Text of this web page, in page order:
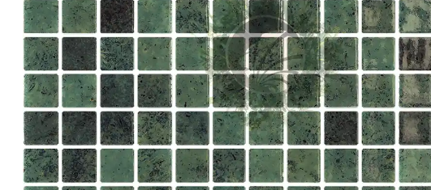
MATERIAIS DE APLICAÇÃO
ADESIVO PARA PISCINA
BETUMAÇÃO PARA PISCINA
IMPERMEABILIZAÇÃO DE PISCINA
ORÇAMENTO
SOBRE NÓS
FAQ
CONTATO
PROFISSIONAIS
PERSONALIZE A SUA PISCINA